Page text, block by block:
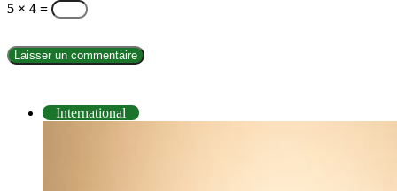
5 × 4 =
International